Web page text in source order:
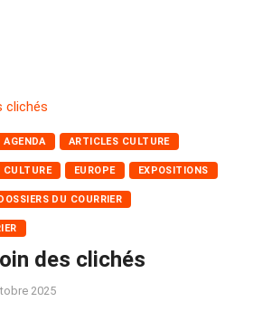
AGENDA ARTICLES CULTURE
CULTURE EUROPE EXPOSITIONS
DU COURRIER
des clichés
2025